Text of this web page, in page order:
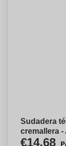
Sudadera
cremallera -
€14,68